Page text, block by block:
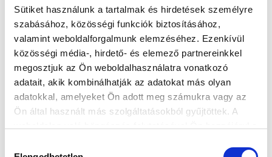
Sütiket használunk a tartalmak és hirdetések személyre
szabásához, közösségi funkciók biztosításához,
valamint weboldalforgalmunk elemzéséhez. Ezenkívül
közösségi média-, hirdető- és elemező partnereinkkel
megosztjuk az Ön weboldalhasználatra vonatkozó
adatait, akik kombinálhatják az adatokat más olyan
adatokkal, amelyeket Ön adott meg számukra vagy az
Ön által használt más szolgáltatásokból gyűjtöttek. A